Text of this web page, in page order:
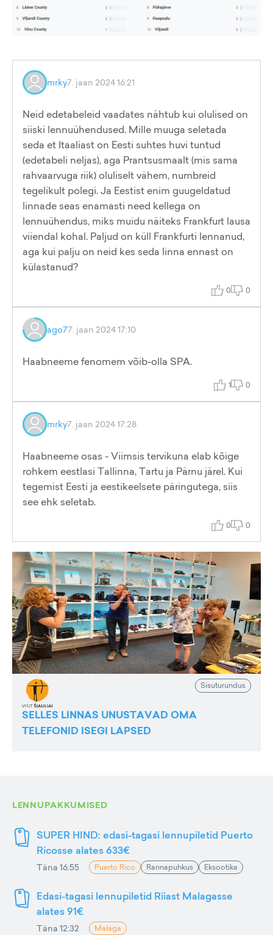
mrky7. jaan 2024 16:21
Neid edetabeleid vaadates nähtub kui olulised on
siiski lennuühendused. Mille muuga seletada
seda et Itaaliast on Eesti suhtes huvi tuntud
(edetabeli neljas), aga Prantsusmaalt (mis sama
rahvaarvuga riik) oluliselt vähem, numbreid
tegelikult polegi. Ja Eestist enim guugeldatud
linnade seas enamasti need kellega on
lennuühendus, miks muidu näiteks Frankfurt lausa
viiendal kohal. Paljud on küll Frankfurti lennanud,
aga kui palju on neid kes seda linna ennast on
külastanud?
0 0
ago77. jaan 2024 17:10
Haabneeme fenomem võib-olla SPA.
1 0
mrky7. jaan 2024 17:28
Haabneeme osas - Viimsis tervikuna elab kõige
rohkem eestlasi Tallinna, Tartu ja Pärnu järel. Kui
tegemist Eesti ja eestikeelsete päringutega, siis
see ehk seletab.
0 0
Sisuturundus
SELLES LINNAS UNUSTAVAD OMA
TELEFONID ISEGI LAPSED
LENNUPAKKUMISED
SUPER HIND: edasi-tagasi lennupiletid Puerto
Ricosse alates 633€
Täna 16:55 Puerto Rico Rannapuhkus Eksootika
Edasi-tagasi lennupiletid Riiast Malagasse
alates 91€
Täna 12:32 Malaga